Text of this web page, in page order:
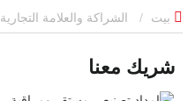
الشراكة والعلامة التجارية
شريك معنا